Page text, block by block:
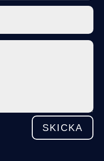
SKICKA